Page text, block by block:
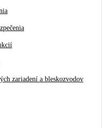
zariadení a bleskozvodov